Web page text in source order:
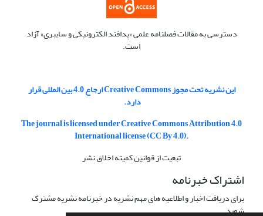
دسترسی به مقالات فصلنامه علمی «پدافند الکترونیکی و سایبری» آزاد
است.
این نشریه تحت مجوز Creative Commons ارجاع 4.0 بین المللی قرار
دارد.
The journal is licensed under Creative Commons Attribution 4.0
International license (CC By 4.0).
تبعیت از قوانین کمیته اخلاق نشر
اشتراک خبرنامه
برای دریافت اخبار و اطلاعیه های مهم نشریه در خبرنامه نشریه مشترک
شوید.